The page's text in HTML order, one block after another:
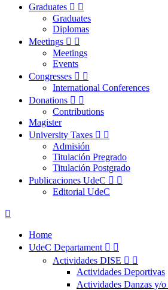
Graduates  
Graduates
Diplomas
Meetings  
Meetings
Events
Congresses  
International Conferences
Donations  
Contributions
Magister
University Taxes  
Admisión
Titulación Pregrado
Titulación Postgrado
Publicaciones UdeC  
Editorial UdeC

Home
UdeC Departament  
Actividades DISE  
Actividades Deportivas
Actividades Danzas y/